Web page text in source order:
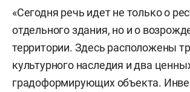
«Сегодня речь идет не только о
отдельного здания, но и о
территории. Здесь расположены
культурного наследия и два
градоформирующих объекта.